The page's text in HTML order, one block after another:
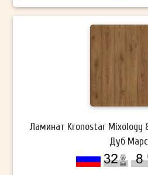
Ламинат Kronostar Mixology
Дуб